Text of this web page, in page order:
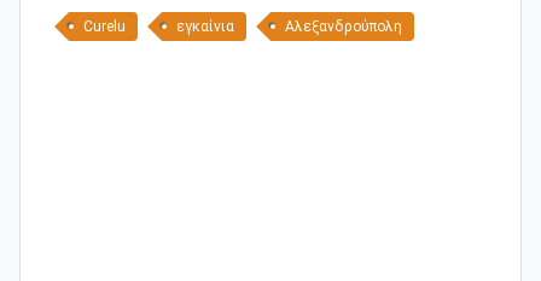
Curelu εγκαίνια Αλεξανδρούπολη